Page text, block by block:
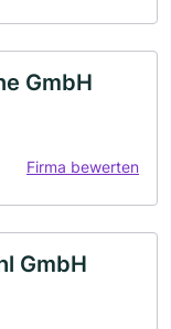
GmbH
Firma bewerten
GmbH